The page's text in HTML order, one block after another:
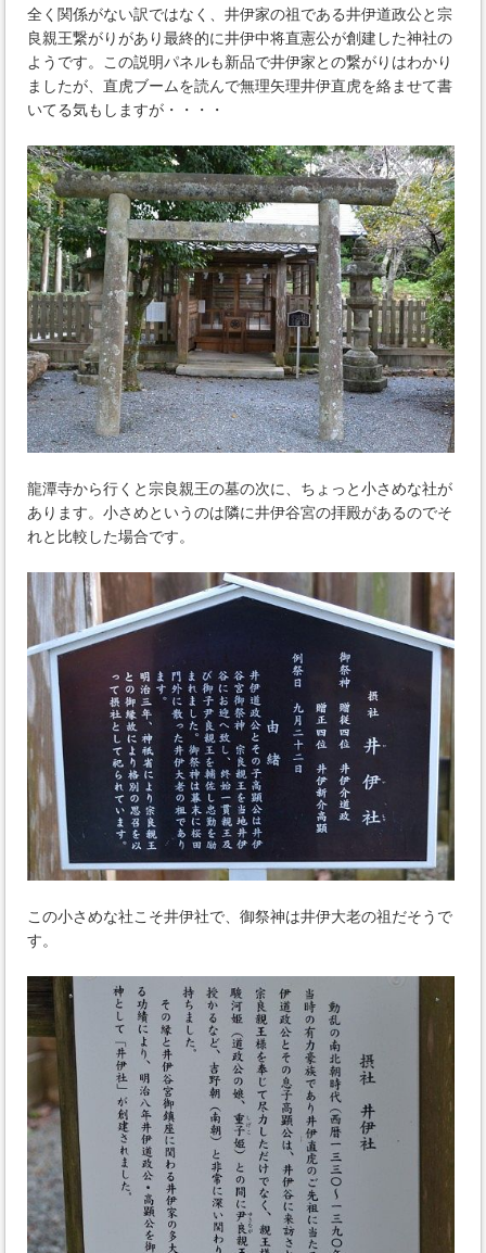
全く関係がない訳ではなく、井伊家の祖である井伊道政公と宗
良親王繋がりがあり最終的に井伊中将直憲公が創建した神社の
ようです。この説明パネルも新品で井伊家との繋がりはわかり
ましたが、直虎ブームを読んで無理矢理井伊直虎を絡ませて書
いてる気もしますが・・・・
龍潭寺から行くと宗良親王の墓の次に、ちょっと小さめな社が
あります。小さめというのは隣に井伊谷宮の拝殿があるのでそ
れと比較した場合です。
この小さめな社こそ井伊社で、御祭神は井伊大老の祖だそうで
す。